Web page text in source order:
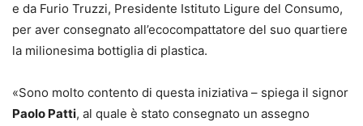
e da Furio Truzzi, Presidente Istituto Ligure del Consumo,
per aver consegnato all’ecocompattatore del suo quartiere
la milionesima bottiglia di plastica.
«Sono molto contento di questa iniziativa – spiega il signor
Paolo Patti, al quale è stato consegnato un assegno